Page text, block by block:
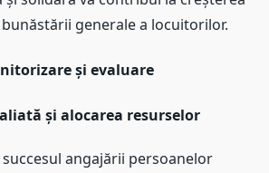
generale a locuitorilor.
și evaluare
și alocarea resurselor
angajării persoanelor